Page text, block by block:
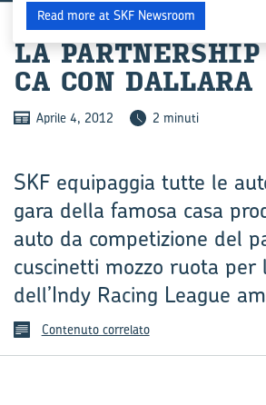
LA
CA CON DAL­LA­RA
Aprile 4, 2012 2 minuti
SKF equipaggia tutte le
gara della famosa casa
auto da competizione del
cuscinetti mozzo ruota per
dell’Indy Racing League
Contenuto correlato
Read more at SKF Newsroom